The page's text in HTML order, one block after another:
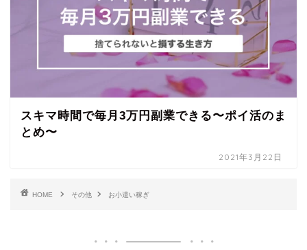
スキマ時間で毎月3万円副業できる〜ポイ活のま
とめ〜
2021年3月22日
HOME その他 お小遣い稼ぎ